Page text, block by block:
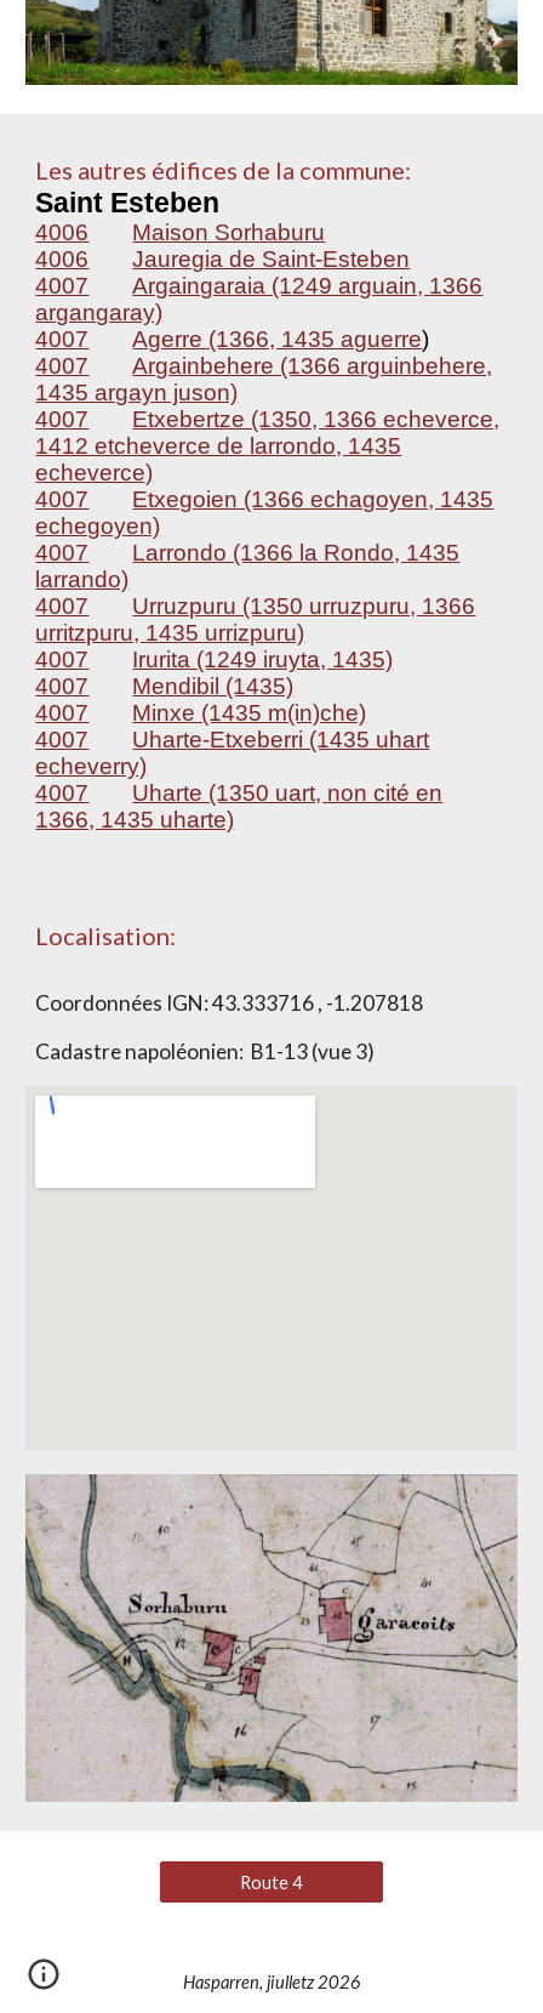
Les autres édifices de la commune:
Saint Esteben
4006
Maison Sorhaburu
4006
Jauregia de Saint-Esteben
4007
Argaingaraia (1249 arguain, 1366
argangaray)
4007
Agerre (1366, 1435 aguerre)
4007
Argainbehere (1366 arguinbehere,
1435 argayn juson)
4007
Etxebertze (1350, 1366 echeverce,
1412 etcheverce de larrondo, 1435
echeverce)
4007
Etxegoien (1366 echagoyen, 1435
echegoyen)
4007
Larrondo (1366 la Rondo, 1435
larrando)
4007
Urruzpuru (1350 urruzpuru, 1366
urritzpuru, 1435 urrizpuru)
4007
Irurita (1249 iruyta, 1435)
4007
Mendibil (1435)
4007
Minxe (1435 m(in)che)
4007
Uharte-Etxeberri (1435 uhart
echeverry)
4007
Uharte (1350 uart, non cité en
1366, 1435 uharte)
Localisation:
Coordonnées IGN:43.333716 , -1.207818
Cadastre napoléonien: B1-13 (vue 3)
Route 4
Hasparren, jiulletz 2026